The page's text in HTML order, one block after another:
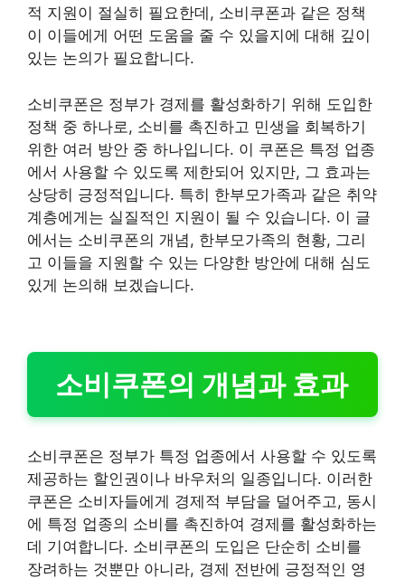
적 지원이 절실히 필요한데, 소비쿠폰과 같은 정책
이 이들에게 어떤 도움을 줄 수 있을지에 대해 깊이
있는 논의가 필요합니다.
소비쿠폰은 정부가 경제를 활성화하기 위해 도입한
정책 중 하나로, 소비를 촉진하고 민생을 회복하기
위한 여러 방안 중 하나입니다. 이 쿠폰은 특정 업종
에서 사용할 수 있도록 제한되어 있지만, 그 효과는
상당히 긍정적입니다. 특히 한부모가족과 같은 취약
계층에게는 실질적인 지원이 될 수 있습니다. 이 글
에서는 소비쿠폰의 개념, 한부모가족의 현황, 그리
고 이들을 지원할 수 있는 다양한 방안에 대해 심도
있게 논의해 보겠습니다.
소비쿠폰의 개념과 효과
소비쿠폰은 정부가 특정 업종에서 사용할 수 있도록
제공하는 할인권이나 바우처의 일종입니다. 이러한
쿠폰은 소비자들에게 경제적 부담을 덜어주고, 동시
에 특정 업종의 소비를 촉진하여 경제를 활성화하는
데 기여합니다. 소비쿠폰의 도입은 단순히 소비를
장려하는 것뿐만 아니라, 경제 전반에 긍정적인 영